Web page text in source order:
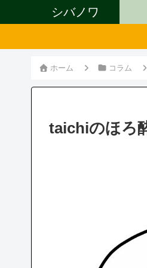
シバノワ
ホーム コラム
taichiのほろ